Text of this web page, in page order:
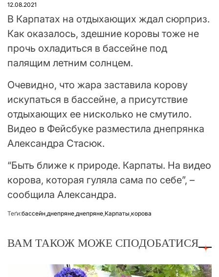
12.08.2021
В Карпатах на отдыхающих ждал сюрприз.
Как оказалось, здешние коровы тоже не
прочь охладиться в бассейне под
палящим летним солнцем.
Очевидно, что жара заставила корову
искупаться в бассейне, а присутствие
отдыхающих ее нисколько не смутило.
Видео в Фейсбуке разместила днепрянка
Александра Стасюк.
“Быть ближе к природе. Карпаты. На видео
корова, которая гуляла сама по себе”, –
сообщила Александра.
Теґи:бассейн днепряне днепряне Карпаты корова
ВАМ ТАКОЖ МОЖЕ СПОДОБАТИСЯ